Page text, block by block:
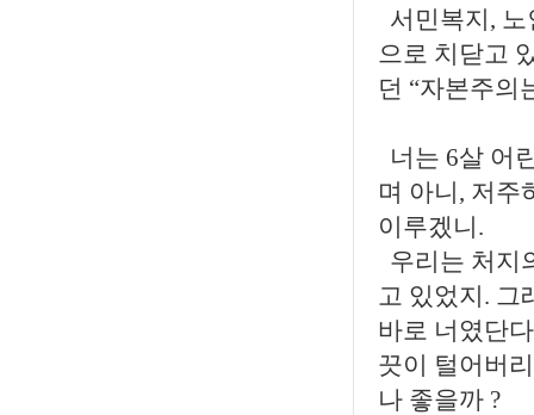
서민복지,
으로 치닫고
던 “자본주의
너는 6살 어
며 아니, 저주
이루겠니.
우리는 처지
고 있었지. 그
바로 너였단
끗이 털어버
나 좋을까 ?